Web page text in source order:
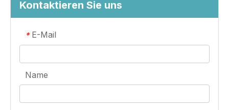
Kontaktieren Sie uns
* E-Mail
Name